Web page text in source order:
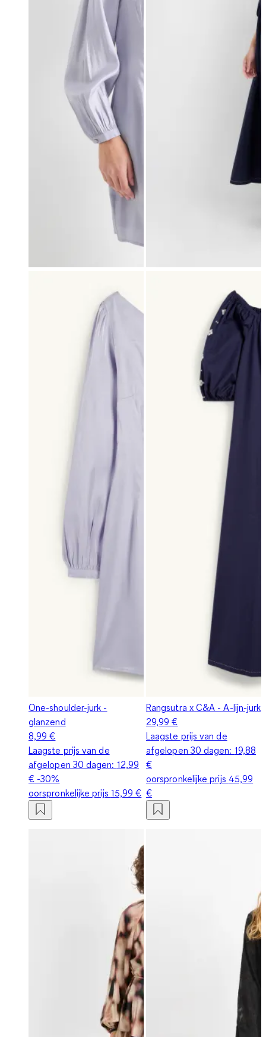
One-shoulder-jurk -
glanzend
8,99 €
Laagste prijs van de
afgelopen 30 dagen: 12,99
€ -30%
oorspronkelijke prijs 15,99 €
Rangsutra x C&A - A-lijn-jurk
29,99 €
Laagste prijs van de
afgelopen 30 dagen: 19,88
€
oorspronkelijke prijs 45,99
€